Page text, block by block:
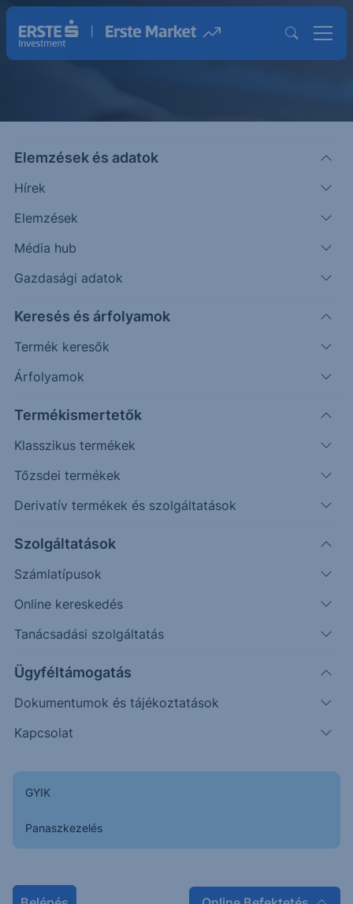
Elemzések és adatok
Hírek
Elemzések
Média hub
Gazdasági adatok
Keresés és árfolyamok
Termék keresők
Árfolyamok
Termékismertetők
Klasszikus termékek
Tőzsdei termékek
Derivatív termékek és szolgáltatások
Szolgáltatások
Számlatípusok
Online kereskedés
Tanácsadási szolgáltatás
Ügyféltámogatás
Dokumentumok és tájékoztatások
Kapcsolat
GYIK
Panaszkezelés
Közzétételek
Szűrés
4 találat
Közzététel a 4,80% ERSTE USD 23-25
Nyilvános ajánlattétel
4.80% ERSTE USD 23-25 Kötvény -